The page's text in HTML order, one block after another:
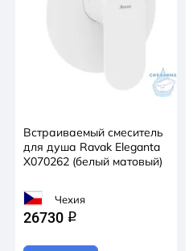
Встраиваемый смеситель
для душа Ravak Eleganta
X070262 (белый матовый)
Чехия
26730 q